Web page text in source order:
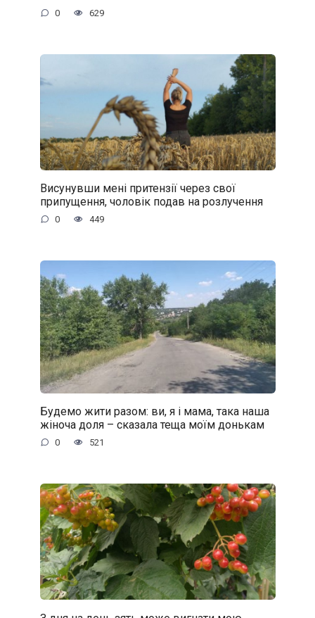
0 629
Висунувши мені притензії через свої
припущення, чоловік подав на розлучення
0 449
Будемо жити разом: ви, я і мама, така наша
жіноча доля – сказала теща моїм донькам
0 521